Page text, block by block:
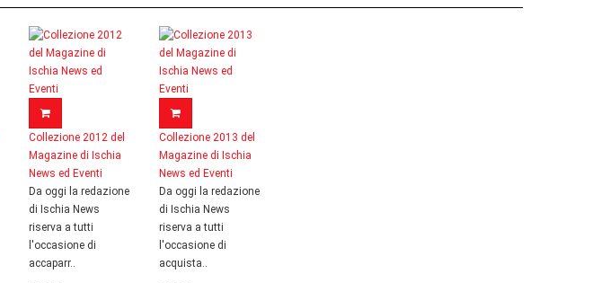
Collezione 2012 del
Magazine di Ischia
News ed Eventi
Da oggi la redazione
di Ischia News
riserva a tutti
l'occasione di
accaparr..
Collezione 2013 del
Magazine di Ischia
News ed Eventi
Da oggi la redazione
di Ischia News
riserva a tutti
l'occasione di
acquista..